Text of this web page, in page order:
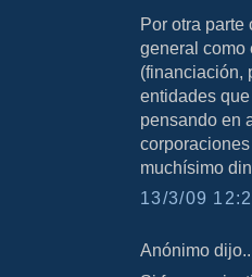
Por otra
general como
(financiación,
entidades
pensando en
muchísimo
13/3/09
Anónimo